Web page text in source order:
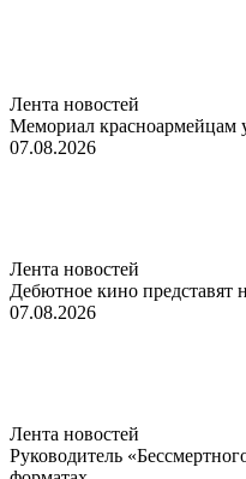
Лента новостей
Мемориал красноармейцам
07.08.2026
Лента новостей
Дебютное кино представят
07.08.2026
Лента новостей
Руководитель